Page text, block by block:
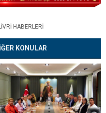
HABERLERI
KONULAR